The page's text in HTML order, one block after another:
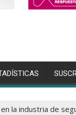
la industria de